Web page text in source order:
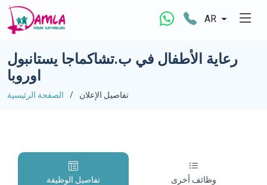
AR
رعاية الأطفال في ب.تشاكماجا يستانبول
اوروبا
الصفحة الرئيسية تفاصيل الإعلان
تفاصيل الوظيفة وظائف أخرى